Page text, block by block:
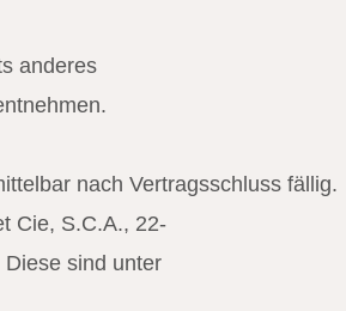
anderes
nach Vertragsschluss fällig.
Cie, S.C.A., 22-
sind unter